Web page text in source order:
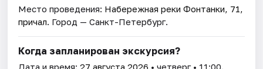
Место проведения: Набережная реки Фонтанки, 71,
причал. Город — Санкт-Петербург.
Когда запланирован экскурсия?
Дата и время:27 августа 2026 • четверг • 11:00.